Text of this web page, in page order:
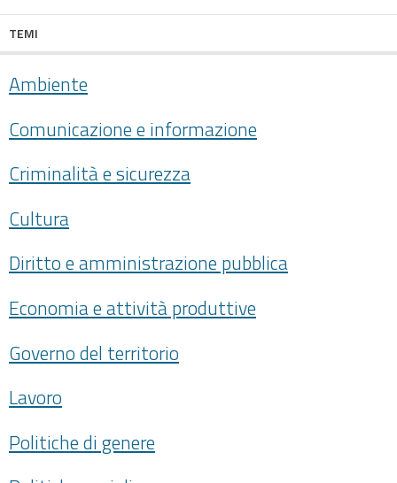
TEMI
Ambiente
Comunicazione e informazione
Criminalità e sicurezza
Cultura
Diritto e amministrazione pubblica
Economia e attività produttive
Governo del territorio
Lavoro
Politiche di genere